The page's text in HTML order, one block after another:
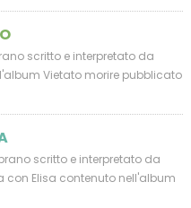
scritto e interpretato da
Vietato morire pubblicato
scritto e interpretato da
con Elisa contenuto nell'album